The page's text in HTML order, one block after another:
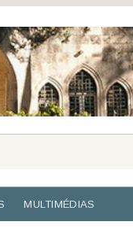
MULTIMÉDIAS